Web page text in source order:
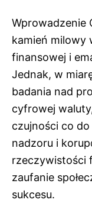
Wprowadzenie
kamień milowy
finansowej i
Jednak, w
badania nad
cyfrowej
czujności co
nadzoru i
rzeczywistości
zaufanie
sukcesu.